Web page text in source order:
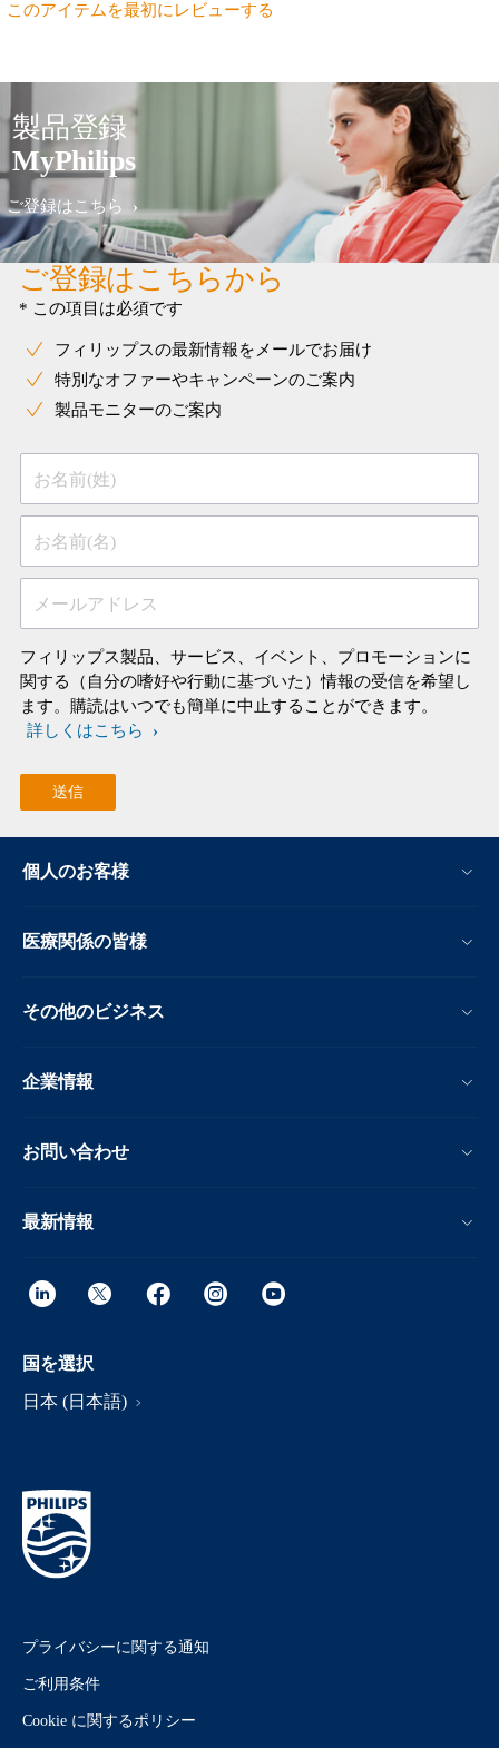
このアイテムを最初にレビューする
製品登録
MyPhilips
ご登録はこちら
ご登録はこちらから
* この項目は必須です
フィリップスの最新情報をメールでお届け
特別なオファーやキャンペーンのご案内
製品モニターのご案内
お名前(姓)
お名前(名)
メールアドレス
フィリップス製品、サービス、イベント、プロモーションに
関する（自分の嗜好や行動に基づいた）情報の受信を希望し
ます。購読はいつでも簡単に中止することができます。
詳しくはこちら
個人のお客様
医療関係の皆様
その他のビジネス
企業情報
お問い合わせ
最新情報
国を選択
日本 (日本語)
プライバシーに関する通知
ご利用条件
Cookie に関するポリシー